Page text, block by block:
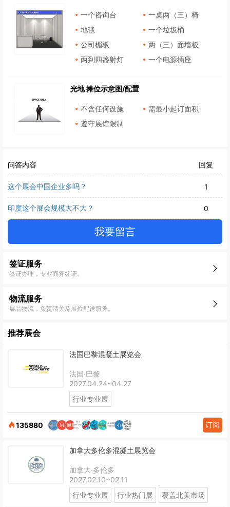
一个咨询台
一桌两（三）椅
地毯
一个垃圾桶
公司楣板
两（三）面墙板
两到四盏射灯
一个电源插座
光地 摊位示意图/配置
不含任何设施
需最小起订面积
遵守展馆限制
问答内容 回复
这个展会中国企业多吗？ 1
印度这个展会规模大不大？ 0
我要留言
签证服务
签证办理，专业商务签证。
物流服务
展品物流，负责清关及展位配送服务。
推荐展会
法国巴黎混凝土展览会
法国·巴黎
2027.04.24~04.27
行业专业展
135880 订阅
加拿大多伦多混凝土展览会
加拿大·多伦多
2027.02.10~02.11
行业专业展
行业热门展 覆盖北美市场